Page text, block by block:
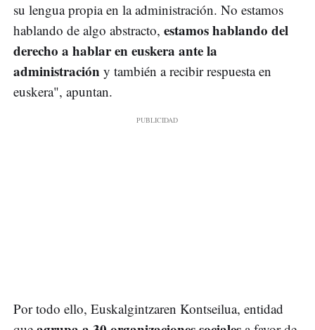
su lengua propia en la administración. No estamos
hablando de algo abstracto, estamos hablando del
derecho a hablar en euskera ante la
administración y también a recibir respuesta en
euskera", apuntan.
Por todo ello, Euskalgintzaren Kontseilua, entidad